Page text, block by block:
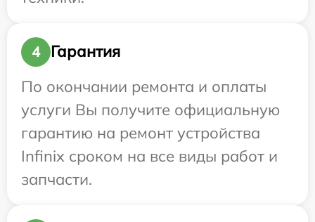
4
Гарантия
По окончании ремонта и оплаты
услуги Вы получите официальную
гарантию на ремонт устройства
Infinix сроком на все виды работ и
запчасти.